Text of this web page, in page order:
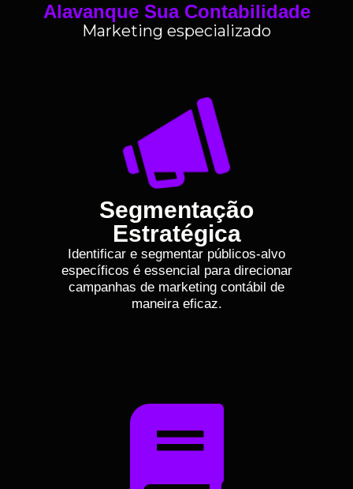
Alavanque Sua Contabilidade
Marketing especializado
Segmentação
Estratégica
Identificar e segmentar públicos-alvo
específicos é essencial para direcionar
campanhas de marketing contábil de
maneira eficaz.